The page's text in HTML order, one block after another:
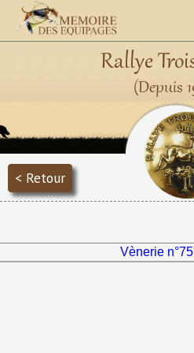
Rallye
(Depuis
< Retour
Vènerie